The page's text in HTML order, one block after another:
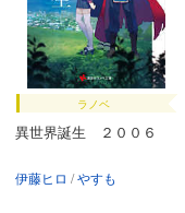
ラノベ
異世界誕生 ２００６
伊藤ヒロ やすも